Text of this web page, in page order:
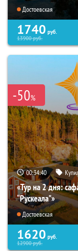
Достоевская
1740 руб.
13900руб.
-50%
00:34:38
«Тур на 2 дня:
“Рускеала"»
Достоевская
1620 руб.
12900руб.